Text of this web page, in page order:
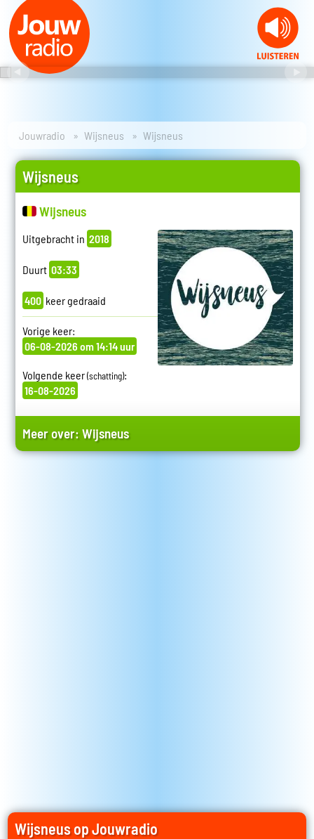
Jouwradio Wijsneus Wijsneus
Wijsneus
Wijsneus
Uitgebracht in 2018
Duurt 03:33
400 keer gedraaid
Vorige keer:
06-08-2026 om 14:14 uur
Volgende keer(schatting):
16-08-2026
Meer over:Wijsneus
Wijsneus op Jouwradio